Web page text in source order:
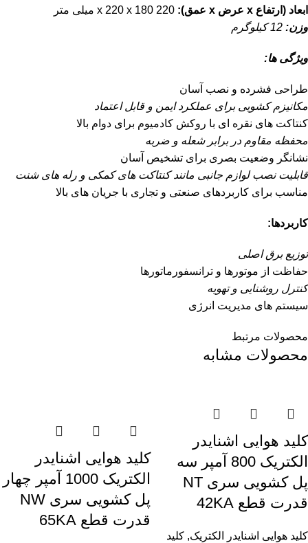
ابعاد (ارتفاع x عرض x عمق):
وزن:
ویژگی ها:
طراحی فشرده و نصب آسان
مکانیزم کشویی برای عملکرد ایمن و قابل اعتماد
کنتاکت های نقره ای با روکش کادمیوم برای دوام بالا
محفظه مقاوم در برابر شعله و ضربه
نشانگر وضعیت بصری برای تشخیص آسان
قابلیت نصب لوازم جانبی مانند کنتاکت های کمکی و رله های شنت
مناسب برای کاربردهای صنعتی و تجاری با جریان های بالا
کاربردها:
توزیع برق اصلی
حفاظت از موتورها و ترانسفورماتورها
کنترل روشنایی و تهویه
سیستم های مدیریت انرژی
محصولات مرتبط
محصولات مشابه
کليد هوایی اشنایدر
الکتریک 800 آمپر سه
پل کشویی سری NT
قدرت قطع 42KA
کلید هوایی اشنایدر الکتریک, کلید
کليد هوایی اشنایدر
الکتریک 1000 آمپر چهار
پل کشویی سری NW
قدرت قطع 65KA